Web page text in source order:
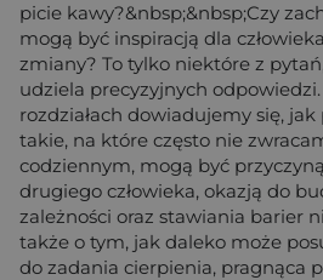
picie kawy?&nbsp;&nbsp;Czy
mogą być inspiracją dla
zmiany? To tylko niektóre z
udziela precyzyjnych
rozdziałach dowiadujemy się,
takie, na które często nie
codziennym, mogą być
drugiego człowieka, okazją do
zależności oraz stawiania barier
także o tym, jak daleko może
do zadania cierpienia, pragnąca